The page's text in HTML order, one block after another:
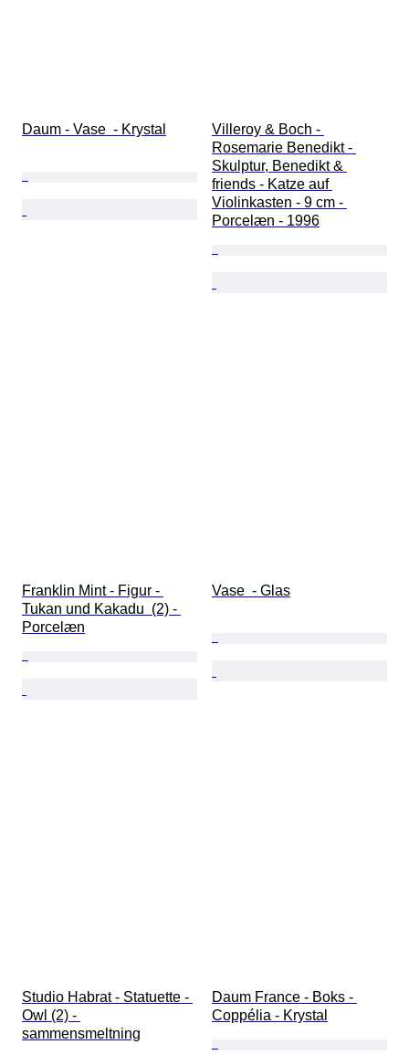
Daum - Vase  - Krystal
Villeroy & Boch -
Rosemarie Benedikt -
Skulptur, Benedikt &
friends - Katze auf
Violinkasten - 9 cm -
Porcelæn - 1996
Franklin Mint - Figur -
Tukan und Kakadu  (2) -
Porcelæn
Vase  - Glas
Studio Habrat - Statuette -
Owl (2) -
sammensmeltning
Daum France - Boks -
Coppélia - Krystal